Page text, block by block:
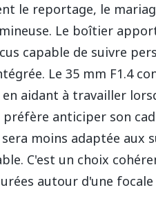
le reportage, le
Le boîtier
capable de suivre
Le 35 mm F1.4
aidant à travailler
anticiper son
moins adaptée aux
C'est un choix
autour d'une